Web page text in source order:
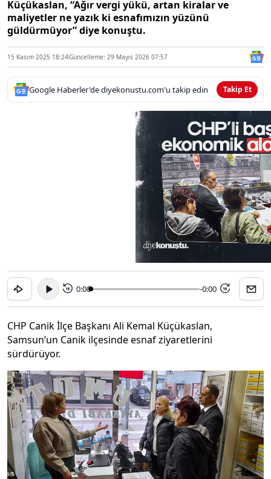
Küçükaslan, “Ağır vergi yükü, artan kiralar ve
maliyetler ne yazık ki esnafımızın yüzünü
güldürmüyor” diye konuştu.
15 Kasım 2025 18:24Güncelleme: 29 Mayıs 2026 07:57
Google Haberler'de diyekonustu.com'u takip edin Takip Et
15 0:00 -0:00 15
CHP Canik İlçe Başkanı Ali Kemal Küçükaslan,
Samsun’un Canik ilçesinde esnaf ziyaretlerini
sürdürüyor.